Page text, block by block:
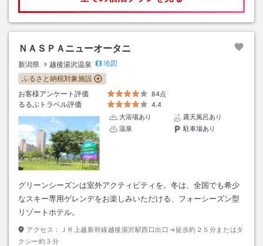
ＮＡＳＰＡニューオータニ
新潟県 越後湯沢温泉
地図
ふるさと納税対象施設
お客様アンケート評価
84点
るるぶトラベル評価
4.4
大浴場あり
露天風呂あり
温泉
駐車場あり
グリーンシーズンは室外アクティビティを。冬は、全国でも希少
なスキー専用ゲレンデをお楽しみいただける、フォーシーズン型
リゾートホテル。
アクセス：
ＪＲ上越新幹線越後湯沢駅西口出口→徒歩約２５分またはタ
クシー約３分